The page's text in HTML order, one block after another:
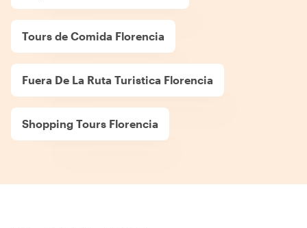
Tours de Comida Florencia
Fuera De La Ruta Turistica Florencia
Shopping Tours Florencia